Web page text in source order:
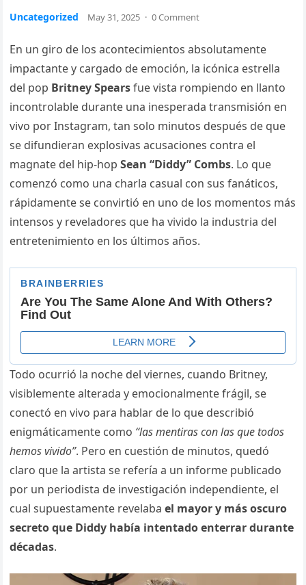
Uncategorized May 31, 2025 · 0 Comment
En un giro de los acontecimientos absolutamente
impactante y cargado de emoción, la icónica estrella
del pop Britney Spearsfue vista rompiendo en llanto
incontrolable durante una inesperada transmisión en
vivo por Instagram, tan solo minutos después de que
se difundieran explosivas acusaciones contra el
magnate del hip-hopSean “Diddy” Combs. Lo que
comenzó como una charla casual con sus fanáticos,
rápidamente se convirtió en uno de los momentos más
intensos y reveladores que ha vivido la industria del
entretenimiento en los últimos años.
Todo ocurrió la noche del viernes, cuando Britney,
visiblemente alterada y emocionalmente frágil, se
conectó en vivo para hablar de lo que describió
enigmáticamente como “las mentiras con las que todos
hemos vivido”. Pero en cuestión de minutos, quedó
claro que la artista se refería a un informe publicado
por un periodista de investigación independiente, el
cual supuestamente revelabael mayor y más oscuro
secreto que Diddy había intentado enterrar durante
décadas.